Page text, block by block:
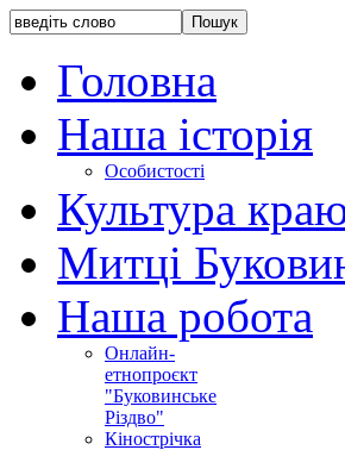
Головна
Наша історія
Особистості
Культура
Митці
Наша робота
Онлайн-
етнопроєкт
"Буковинське
Різдво"
Кінострічка